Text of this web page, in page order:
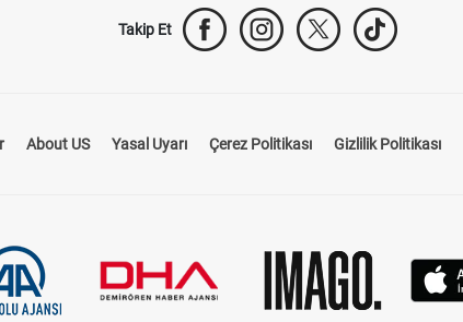
Takip Et
About US Yasal Uyarı Çerez Politikası Gizlilik Politikası